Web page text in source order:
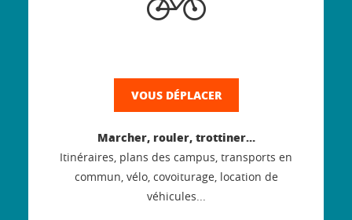
VOUS DÉPLACER
Marcher, rouler, trottiner…
Itinéraires, plans des campus, transports en
commun, vélo, covoiturage, location de
véhicules...